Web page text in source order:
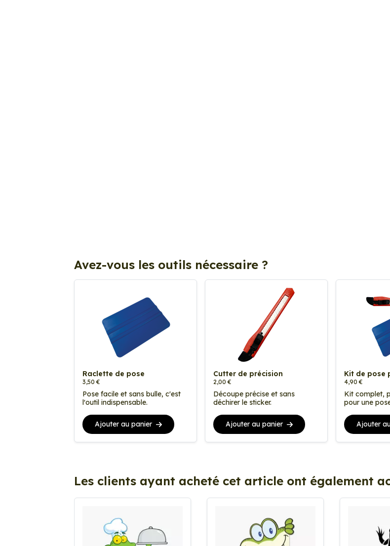
Avez-vous les outils nécessaire ?
Raclette de pose
3,50 €
Pose facile et sans bulle, c'est
l'outil indispensable.
Ajouter au panier
Cutter de précision
2,00 €
Découpe précise et sans
déchirer le sticker.
Ajouter au panier
Kit de pose
4,90 €
Kit complet,
pour une
Ajouter
Les clients ayant acheté cet article ont également